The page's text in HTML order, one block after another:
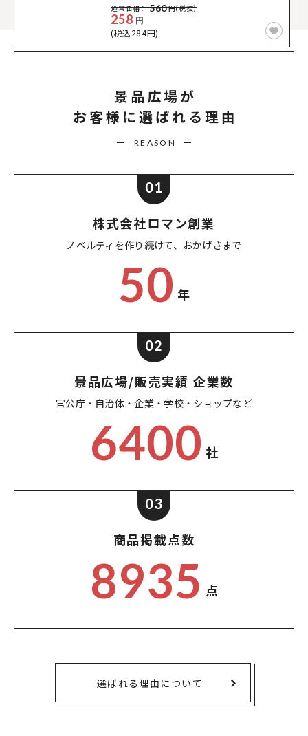
通常価格： 560円(税抜)
258 円
(税込284円)
景品広場が
お客様に選ばれる理由
REASON
01
株式会社ロマン創業
ノベルティを作り続けて、 おかげさまで
50 年
02
景品広場/販売実績 企業数
官公庁・自治体・企業・学校・ショップなど
6400 社
03
商品掲載点数
8935 点
選ばれる理由について